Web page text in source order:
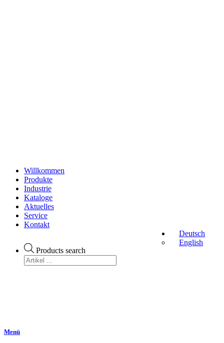
Willkommen
Produkte
Industrie
Kataloge
Aktuelles
Service
Kontakt
Products search
Deutsch
English
Menü